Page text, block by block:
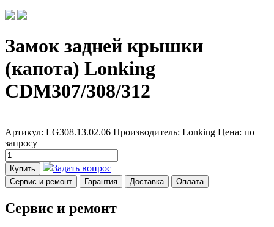
Замок задней крышки
(капота) Lonking
CDM307/308/312
Артикул: LG308.13.02.06 Производитель: Lonking Цена: по
запросу
Купить Задать вопрос
Сервис и ремонт Гарантия Доставка Оплата
Сервис и ремонт